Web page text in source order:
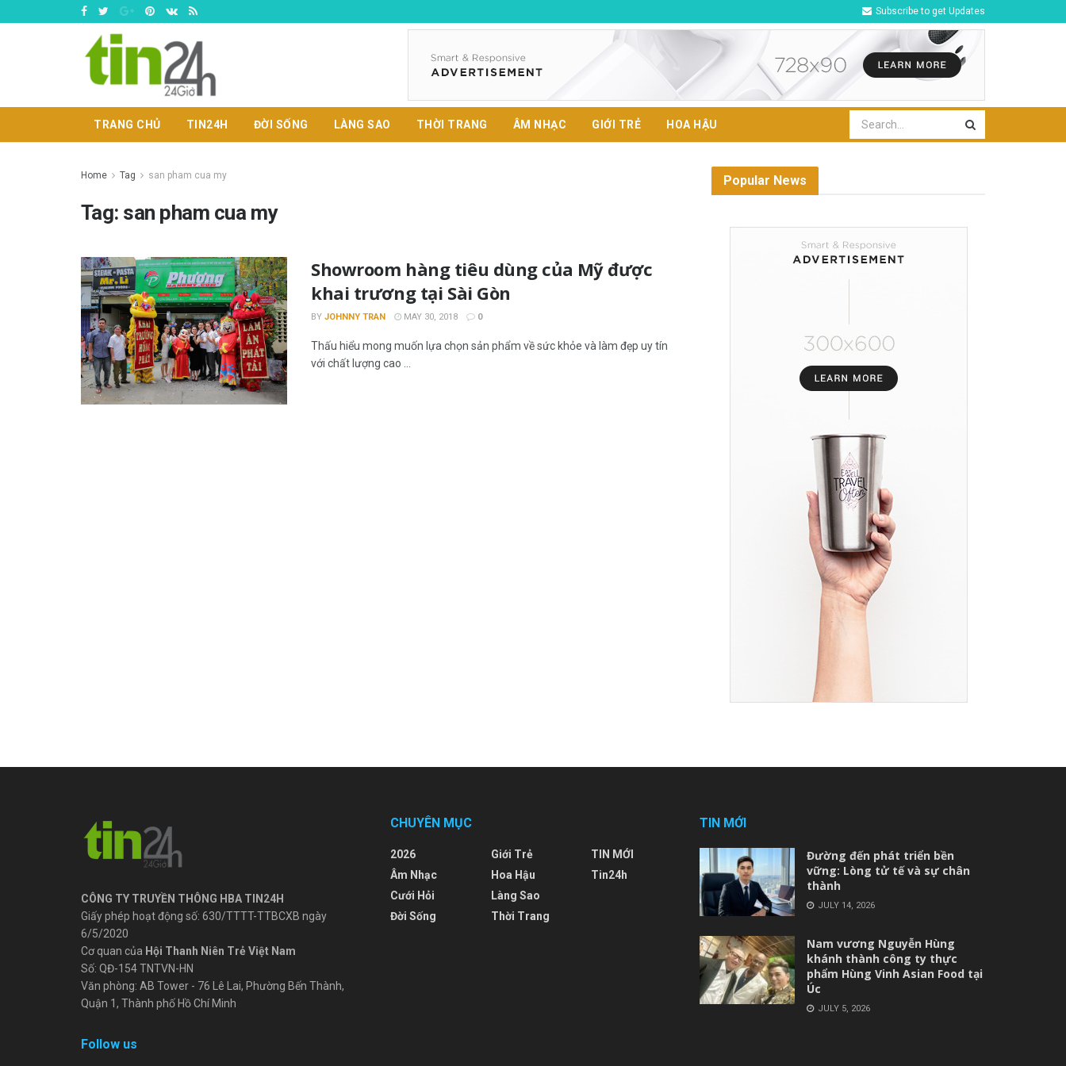
Subscribe to get Updates
TRANG CHỦ TIN24H ĐỜI SỐNG LÀNG SAO THỜI TRANG ÂM NHẠC GIỚI TRẺ HOA HẬU
Home Tag san pham cua my
Tag: san pham cua my
Showroom hàng tiêu dùng của Mỹ được
khai trương tại Sài Gòn
BY JOHNNY TRAN MAY 30, 2018 0
Thấu hiểu mong muốn lựa chọn sản phẩm về sức khỏe và làm đẹp uy tín
với chất lượng cao ...
Popular News
CÔNG TY TRUYỀN THÔNG HBA TIN24H
Giấy phép hoạt động số: 630/TTTT-TTBCXB ngày
6/5/2020
Cơ quan của Hội Thanh Niên Trẻ Việt Nam
Số: QĐ-154 TNTVN-HN
Văn phòng: AB Tower - 76 Lê Lai, Phường Bến Thành,
Quận 1, Thành phố Hồ Chí Minh
Follow us
CHUYÊN MỤC
2026
Âm Nhạc
Cưới Hỏi
Đời Sống
Giới Trẻ
Hoa Hậu
Làng Sao
Thời Trang
TIN MỚI
Tin24h
TIN MỚI
Đường đến phát triển bền
vững: Lòng tử tế và sự chân
thành
JULY 14, 2026
Nam vương Nguyễn Hùng
khánh thành công ty thực
phẩm Hùng Vinh Asian Food tại
Úc
JULY 5, 2026